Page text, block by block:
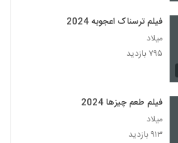
فیلم ترسناک اعجوبه 2024
میلاد
۷۹۵ بازدید
فیلم طعم چیزها 2024
میلاد
۹۱۳ بازدید